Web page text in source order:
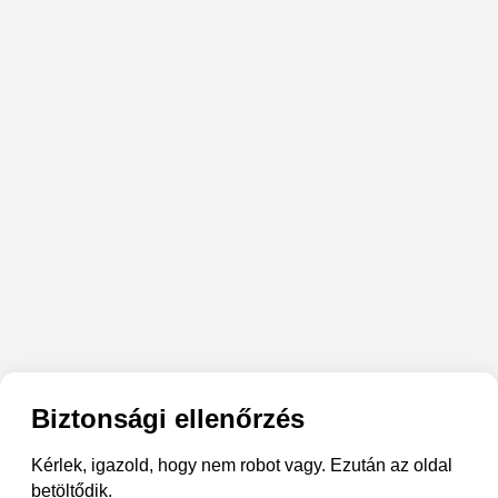
Biztonsági ellenőrzés
Kérlek, igazold, hogy nem robot vagy. Ezután az oldal
betöltődik.